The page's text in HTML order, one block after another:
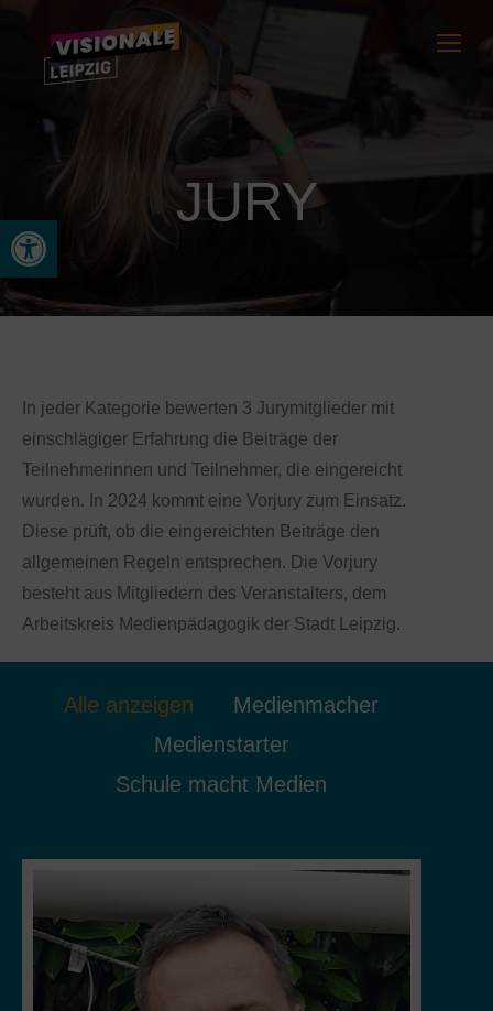
Werkzeugleiste öffnen
JURY
In jeder Kategorie bewerten 3 Jurymitglieder mit
einschlägiger Erfahrung die Beiträge der
Teilnehmerinnen und Teilnehmer, die eingereicht
wurden. In 2024 kommt eine Vorjury zum Einsatz.
Diese prüft, ob die eingereichten Beiträge den
allgemeinen Regeln entsprechen. Die Vorjury
besteht aus Mitgliedern des Veranstalters, dem
Arbeitskreis Medienpädagogik der Stadt Leipzig.
Alle anzeigen
Medienmacher
Medienstarter
Schule macht Medien